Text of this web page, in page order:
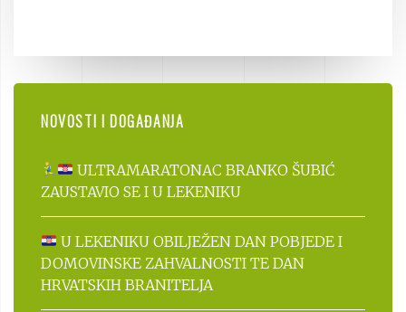
NOVOSTI I DOGAĐANJA
ULTRAMARATONAC BRANKO ŠUBIĆ
ZAUSTAVIO SE I U LEKENIKU
U LEKENIKU OBILJEŽEN DAN POBJEDE I
DOMOVINSKE ZAHVALNOSTI TE DAN
HRVATSKIH BRANITELJA